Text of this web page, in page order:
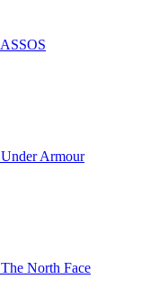
ASSOS
Under Armour
The North Face